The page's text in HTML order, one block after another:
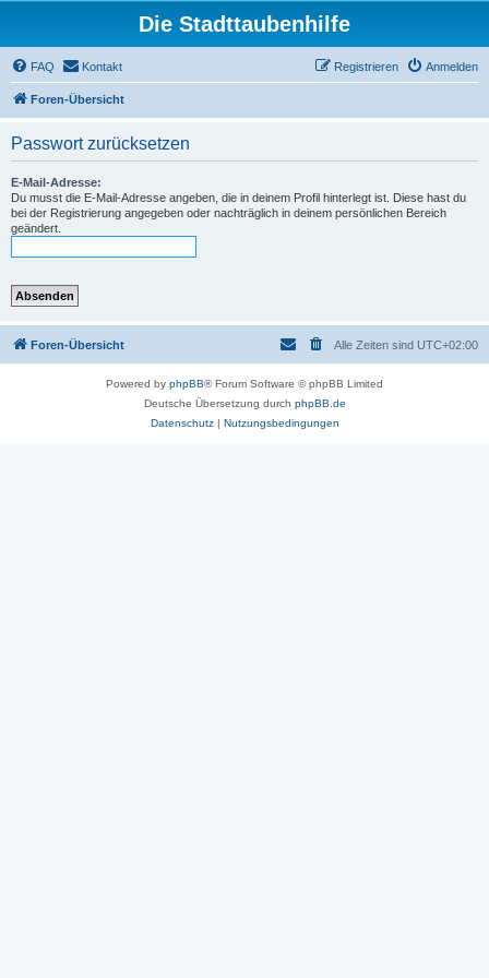
Die Stadttaubenhilfe
FAQ Kontakt Anmelden
Registrieren
Foren-Übersicht
Passwort zurücksetzen
E-Mail-Adresse:
Du musst die E-Mail-Adresse angeben, die in deinem Profil hinterlegt ist. Diese hast du
bei der Registrierung angegeben oder nachträglich in deinem persönlichen Bereich
geändert.
Foren-Übersicht Alle Zeiten sind UTC+02:00
Powered by phpBB® Forum Software © phpBB Limited
Deutsche Übersetzung durch phpBB.de
Datenschutz| Nutzungsbedingungen